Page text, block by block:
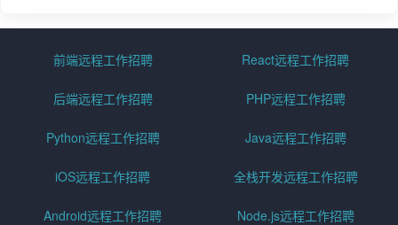
前端远程工作招聘 React远程工作招聘
后端远程工作招聘 PHP远程工作招聘
Python远程工作招聘 Java远程工作招聘
iOS远程工作招聘 全栈开发远程工作招聘
Android远程工作招聘 Node.js远程工作招聘